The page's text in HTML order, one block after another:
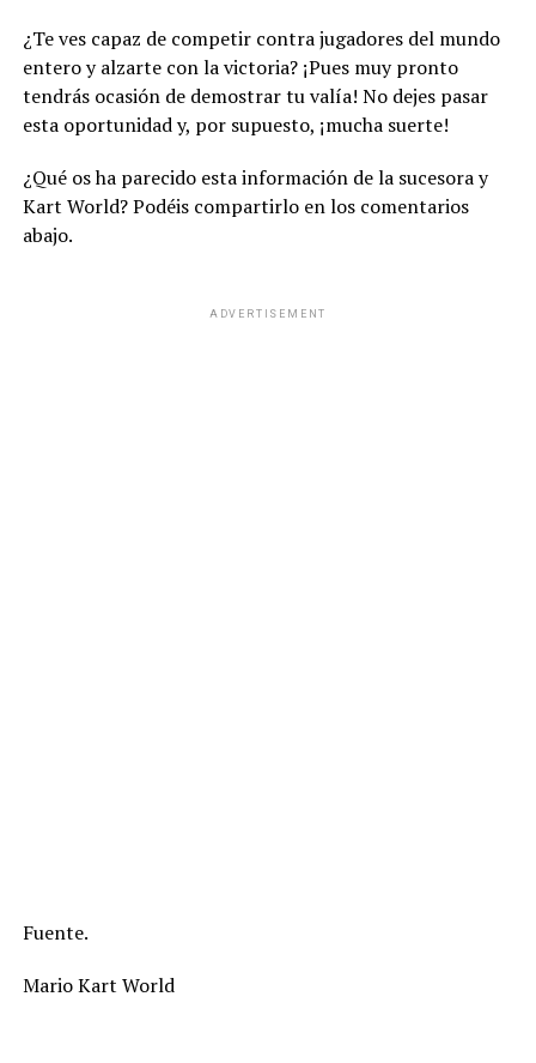
¿Te ves capaz de competir contra jugadores del mundo
entero y alzarte con la victoria? ¡Pues muy pronto
tendrás ocasión de demostrar tu valía! No dejes pasar
esta oportunidad y, por supuesto, ¡mucha suerte!
¿Qué os ha parecido esta información de la sucesora y
Kart World? Podéis compartirlo en los comentarios
abajo.
ADVERTISEMENT
Fuente.
Mario Kart World